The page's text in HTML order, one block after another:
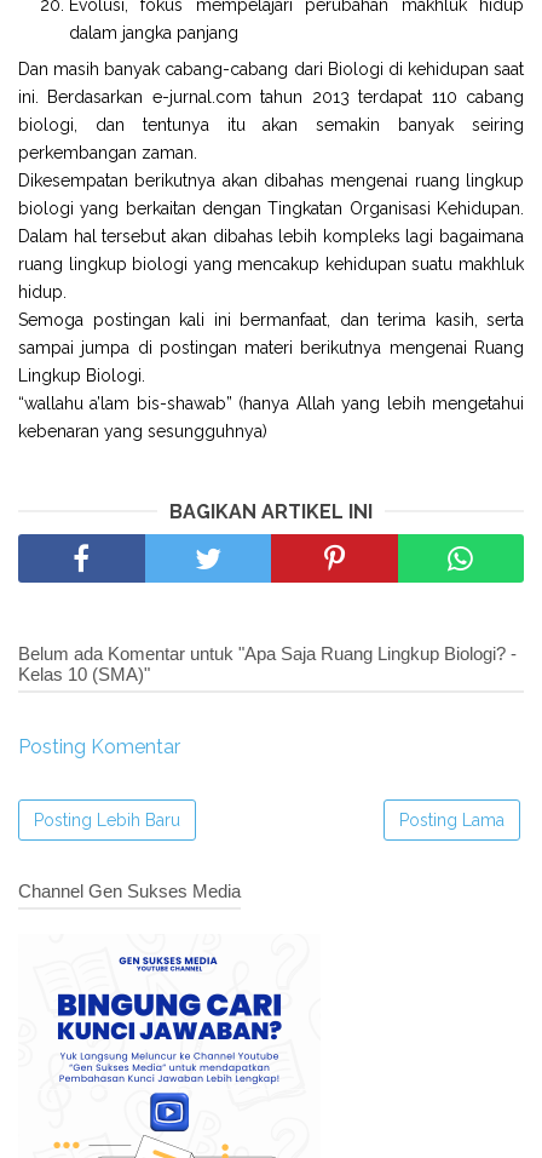
Evolusi, fokus mempelajari perubahan makhluk hidup
dalam jangka panjang
Dan masih banyak cabang-cabang dari Biologi di kehidupan saat
ini. Berdasarkan e-jurnal.com tahun 2013 terdapat 110 cabang
biologi, dan tentunya itu akan semakin banyak seiring
perkembangan zaman.
Dikesempatan berikutnya akan dibahas mengenai ruang lingkup
biologi yang berkaitan dengan Tingkatan Organisasi Kehidupan.
Dalam hal tersebut akan dibahas lebih kompleks lagi bagaimana
ruang lingkup biologi yang mencakup kehidupan suatu makhluk
hidup.
Semoga postingan kali ini bermanfaat, dan terima kasih, serta
sampai jumpa di postingan materi berikutnya mengenai Ruang
Lingkup Biologi.
“wallahu a’lam bis-shawab” (hanya Allah yang lebih mengetahui
kebenaran yang sesungguhnya)
BAGIKAN ARTIKEL INI
Belum ada Komentar untuk "Apa Saja Ruang Lingkup Biologi? -
Kelas 10 (SMA)"
Posting Komentar
Posting Lebih Baru Posting Lama
Channel Gen Sukses Media